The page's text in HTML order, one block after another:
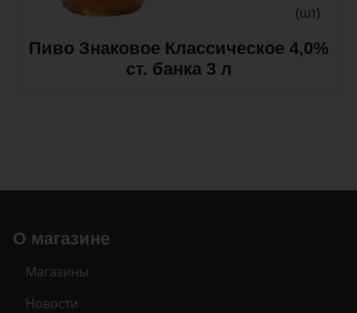
(шт)
Пиво Знаковое Классическое 4,0%
ст. банка 3 л
О магазине
Магазины
Новости